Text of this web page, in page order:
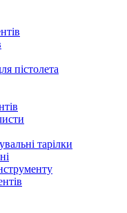
пістолета
тарілки